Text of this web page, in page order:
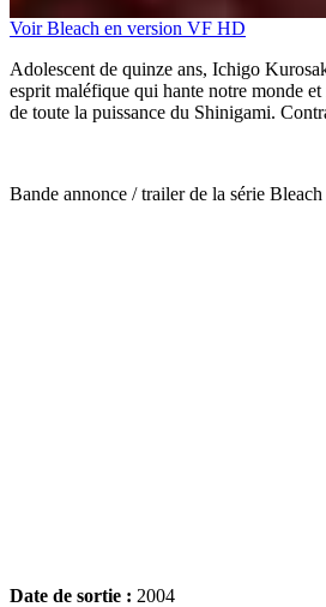
Voir Bleach en version VF HD
Adolescent de quinze ans, Ichigo
esprit maléfique qui hante notre monde
de toute la puissance du Shinigami.
Bande annonce / trailer de la série
Date de sortie : 2004